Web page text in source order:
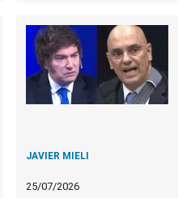
JAVIER MIELI
25/07/2026